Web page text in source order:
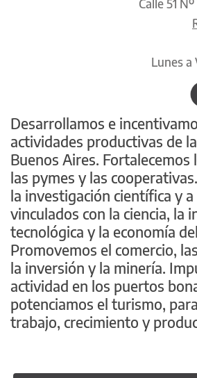
Calle 51
Lunes a
Desarrollamos e
actividades productivas de
Buenos Aires. Fortalecemos
las pymes y las
la investigación científica y
vinculados con la ciencia, la
tecnológica y la economía
Promovemos el comercio,
la inversión y la minería.
actividad en los puertos
potenciamos el turismo,
trabajo, crecimiento y